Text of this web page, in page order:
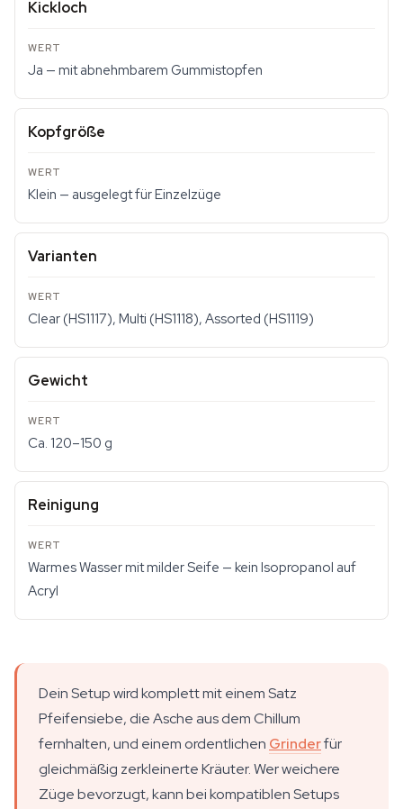
Kickloch
Ja — mit abnehmbarem Gummistopfen
Kopfgröße
Klein — ausgelegt für Einzelzüge
Varianten
Clear (HS1117), Multi (HS1118), Assorted (HS1119)
Gewicht
Ca. 120–150 g
Reinigung
Warmes Wasser mit milder Seife — kein Isopropanol auf
Acryl
Dein Setup wird komplett mit einem Satz
Pfeifensiebe, die Asche aus dem Chillum
fernhalten, und einem ordentlichen Grinderfür
gleichmäßig zerkleinerte Kräuter. Wer weichere
Züge bevorzugt, kann bei kompatiblen Setups